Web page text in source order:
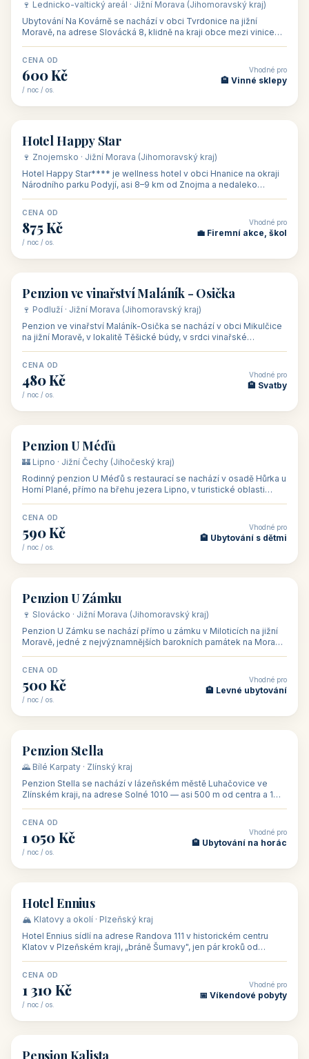
🍷 Lednicko-valtický areál · Jižní Morava (Jihomoravský kraj)
Ubytování Na Kovárně se nachází v obci Tvrdonice na jižní
Moravě, na adrese Slovácká 8, klidně na kraji obce mezi vinicemi,
CENA OD
600 Kč
/ noc / os.
Vhodné pro
🏨 Vinné sklepy
🏨 hotel
Hotel Happy Star
🍷 Znojemsko · Jižní Morava (Jihomoravský kraj)
Hotel Happy Star**** je wellness hotel v obci Hnanice na okraji
Národního parku Podyjí, asi 8–9 km od Znojma a nedaleko
CENA OD
875 Kč
/ noc / os.
Vhodné pro
💼 Firemní akce, škol
🏡 penzion
Penzion ve vinařství Maláník - Osička
🍷 Podluží · Jižní Morava (Jihomoravský kraj)
Penzion ve vinařství Maláník-Osička se nachází v obci Mikulčice
na jižní Moravě, v lokalitě Těšické búdy, v srdci vinařské
CENA OD
480 Kč
/ noc / os.
Vhodné pro
🏨 Svatby
🏡 penzion
Penzion U Méďů
🏰 Lipno · Jižní Čechy (Jihočeský kraj)
Rodinný penzion U Méďů s restaurací se nachází v osadě Hůrka u
Horní Plané, přímo na břehu jezera Lipno, v turistické oblasti
CENA OD
590 Kč
/ noc / os.
Vhodné pro
🏨 Ubytování s dětmi
🏡 penzion
Penzion U Zámku
🍷 Slovácko · Jižní Morava (Jihomoravský kraj)
Penzion U Zámku se nachází přímo u zámku v Miloticích na jižní
Moravě, jedné z nejvýznamnějších barokních památek na Moravě,
CENA OD
500 Kč
/ noc / os.
Vhodné pro
🏨 Levné ubytování
🏡 penzion
Penzion Stella
🌄 Bílé Karpaty · Zlínský kraj
Penzion Stella se nachází v lázeňském městě Luhačovice ve
Zlínském kraji, na adrese Solné 1010 — asi 500 m od centra a 1
CENA OD
1 050 Kč
/ noc / os.
Vhodné pro
🏨 Ubytování na horác
🏨 hotel
Hotel Ennius
🏔️ Klatovy a okolí · Plzeňský kraj
Hotel Ennius sídlí na adrese Randova 111 v historickém centru
Klatov v Plzeňském kraji, „bráně Šumavy", jen pár kroků od
CENA OD
1 310 Kč
/ noc / os.
Vhodné pro
📅 Víkendové pobyty
🏡 penzion
Pension Kalista